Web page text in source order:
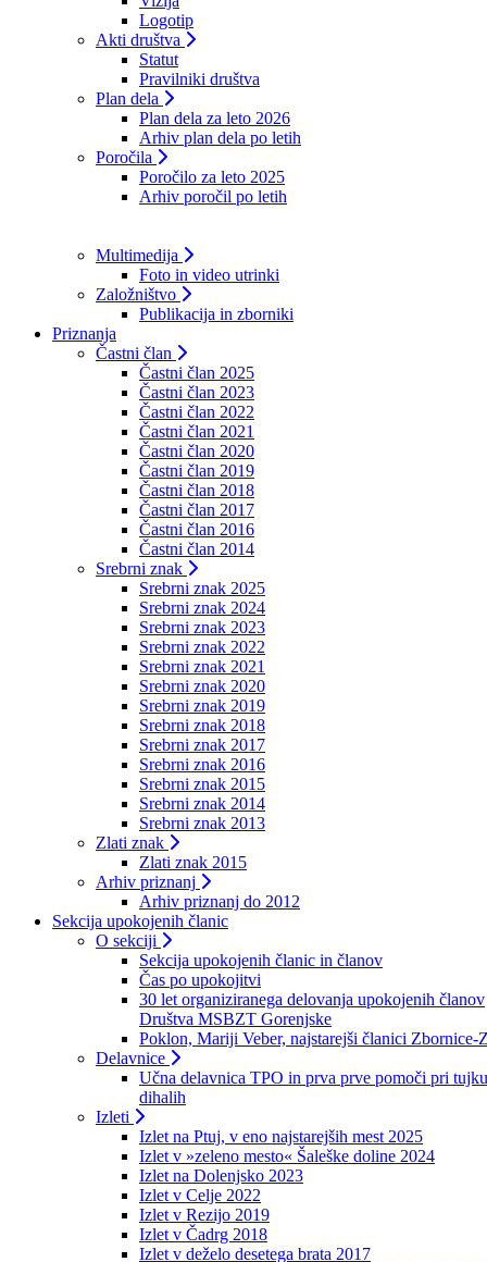
Logotip
Akti društva
Statut
Pravilniki društva
Plan dela
Plan dela za leto 2026
Arhiv plan dela po letih
Poročila
Poročilo za leto 2025
Arhiv poročil po letih
Multimedija
Foto in video utrinki
Založništvo
Publikacija in zborniki
Priznanja
Častni član
Častni član 2025
Častni član 2023
Častni član 2022
Častni član 2021
Častni član 2020
Častni član 2019
Častni član 2018
Častni član 2017
Častni član 2016
Častni član 2014
Srebrni znak
Srebrni znak 2025
Srebrni znak 2024
Srebrni znak 2023
Srebrni znak 2022
Srebrni znak 2021
Srebrni znak 2020
Srebrni znak 2019
Srebrni znak 2018
Srebrni znak 2017
Srebrni znak 2016
Srebrni znak 2015
Srebrni znak 2014
Srebrni znak 2013
Zlati znak
Zlati znak 2015
Arhiv priznanj
Arhiv priznanj do 2012
Sekcija upokojenih članic
O sekciji
Sekcija upokojenih članic in članov
Čas po upokojitvi
30 let organiziranega delovanja upokojenih članov
Društva MSBZT Gorenjske
Poklon, Mariji Veber, najstarejši članici Zbornice-
Delavnice
Učna delavnica TPO in prva prve pomoči pri
dihalih
Izleti
Izlet na Ptuj, v eno najstarejših mest 2025
Izlet v »zeleno mesto« Šaleške doline 2024
Izlet na Dolenjsko 2023
Izlet v Celje 2022
Izlet v Rezijo 2019
Izlet v Čadrg 2018
Izlet v deželo desetega brata 2017